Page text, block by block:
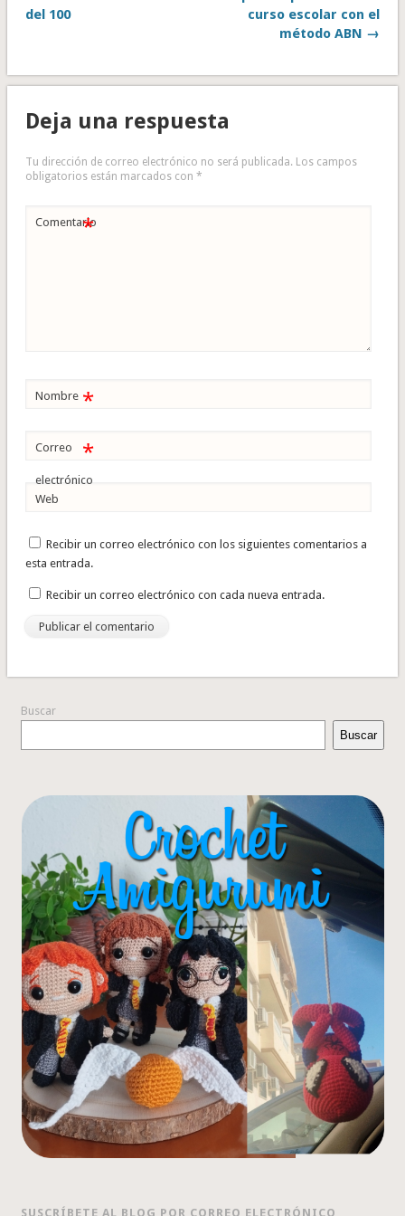
del 100
curso escolar con el
método ABN →
Deja una respuesta
Tu dirección de correo electrónico no será publicada. Los campos
obligatorios están marcados con *
Comentario
*
Nombre *
Correo
electrónico
*
Web
Recibir un correo electrónico con los siguientes comentarios a
esta entrada.
Recibir un correo electrónico con cada nueva entrada.
Buscar
Buscar
SUSCRÍBETE AL BLOG POR CORREO ELECTRÓNICO